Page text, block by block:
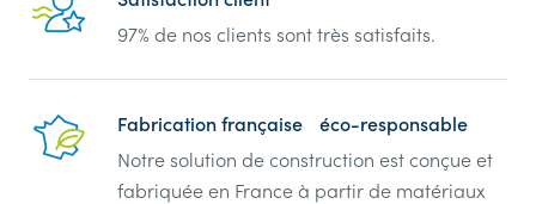
97% de nos clients sont très satisfaits.
Fabrication française éco-responsable
Notre solution de construction est conçue et
fabriquée en France à partir de matériaux